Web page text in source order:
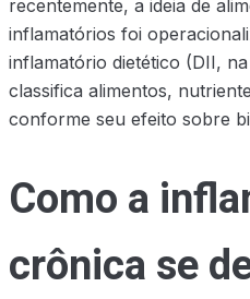
recentemente, a ideia de
inflamatórios foi
inflamatório dietético (DII,
classifica alimentos,
conforme seu efeito sobre
Como a
crônica se